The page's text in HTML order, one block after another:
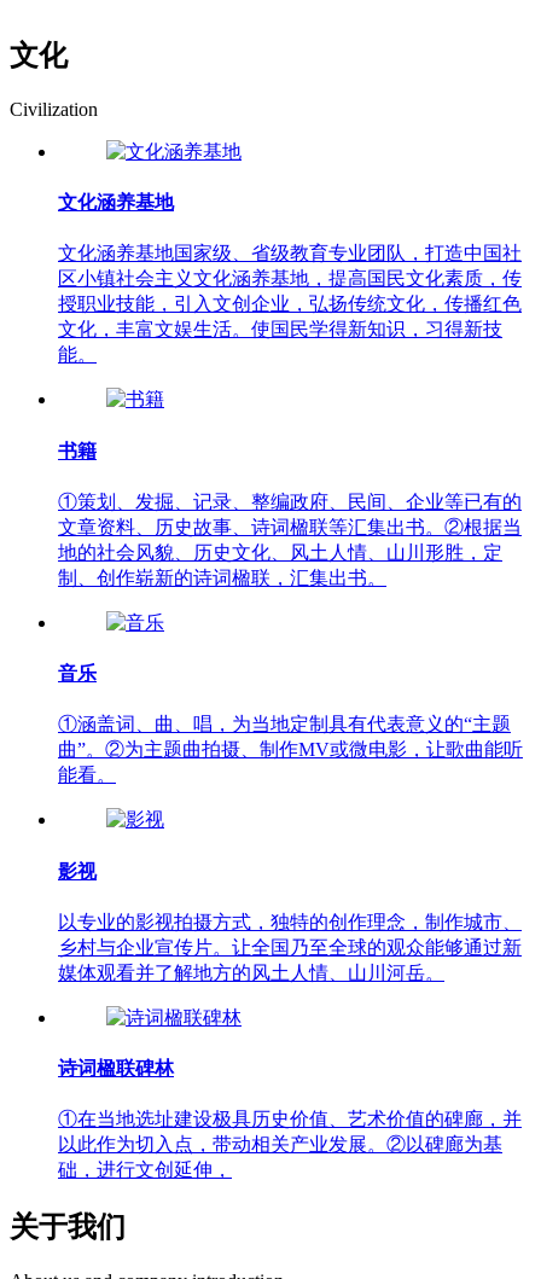
文化
Civilization
文化涵养基地
文化涵养基地国家级、省级教育专业团队，打造中国社
区小镇社会主义文化涵养基地，提高国民文化素质，传
授职业技能，引入文创企业，弘扬传统文化，传播红色
文化，丰富文娱生活。使国民学得新知识，习得新技
能。
书籍
①策划、发掘、记录、整编政府、民间、企业等已有的
文章资料、历史故事、诗词楹联等汇集出书。②根据当
地的社会风貌、历史文化、风土人情、山川形胜，定
制、创作崭新的诗词楹联，汇集出书。
音乐
①涵盖词、曲、唱，为当地定制具有代表意义的“主题
曲”。②为主题曲拍摄、制作MV或微电影，让歌曲能听
能看。
影视
以专业的影视拍摄方式，独特的创作理念，制作城市、
乡村与企业宣传片。让全国乃至全球的观众能够通过新
媒体观看并了解地方的风土人情、山川河岳。
诗词楹联碑林
①在当地选址建设极具历史价值、艺术价值的碑廊，并
以此作为切入点，带动相关产业发展。②以碑廊为基
础，进行文创延伸，
关于我们